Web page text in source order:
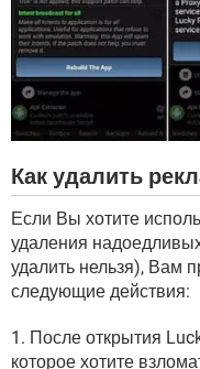
Как удалить
Если Вы хотите
удаления
удалить нельзя), Вам
следующие действия:
1. После открытия
которое хотите